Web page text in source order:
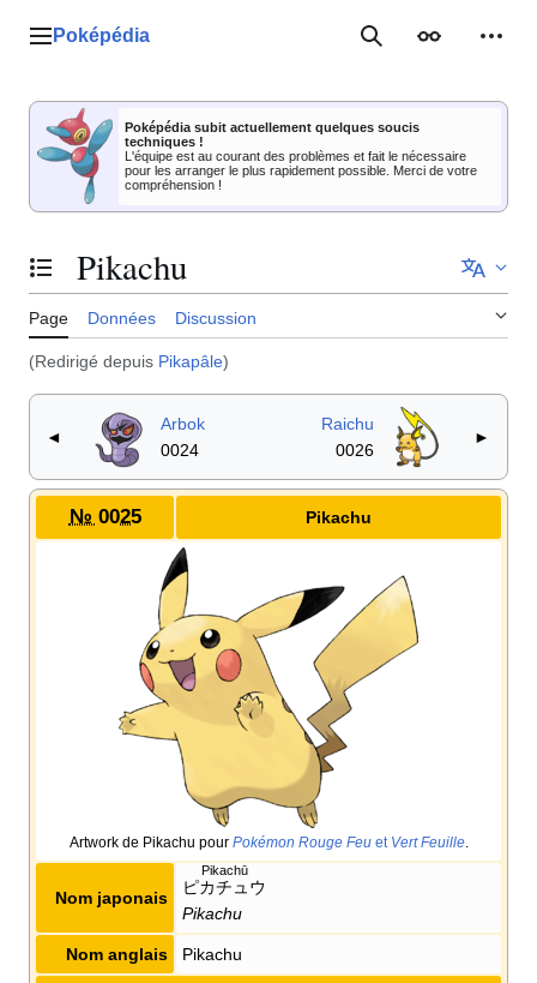
Menu principal
Poképédia RechercherApparence
Poképédia subit actuellement quelques soucis
techniques !
L'équipe est au courant des problèmes et fait le nécessaire
pour les arranger le plus rapidement possible. Merci de votre
compréhension !
Basculer la table des matières
Pikachu
Page Données Discussion
(Redirigé depuis Pikapâle)
◄
Arbok
0024
Raichu
0026
►
№ 0025 Pikachu
Artwork de Pikachu pour Pokémon Rouge Feuet Vert Feuille.
Nom japonais
ピカチュウ
Pikachū
Pikachu
Nom anglais Pikachu